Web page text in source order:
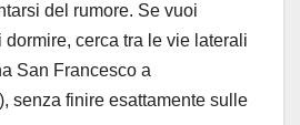
del rumore. Se vuoi
dormire, cerca tra le vie laterali
San Francesco a
senza finire esattamente sulle